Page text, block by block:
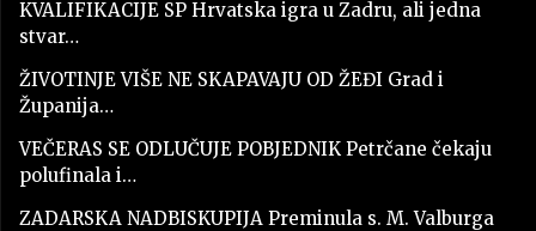
KVALIFIKACIJE SP Hrvatska igra u Zadru, ali jedna
stvar…
ŽIVOTINJE VIŠE NE SKAPAVAJU OD ŽEĐI Grad i
Županija…
VEČERAS SE ODLUČUJE POBJEDNIK Petrčane čekaju
polufinala i…
ZADARSKA NADBISKUPIJA Preminula s. M. Valburga